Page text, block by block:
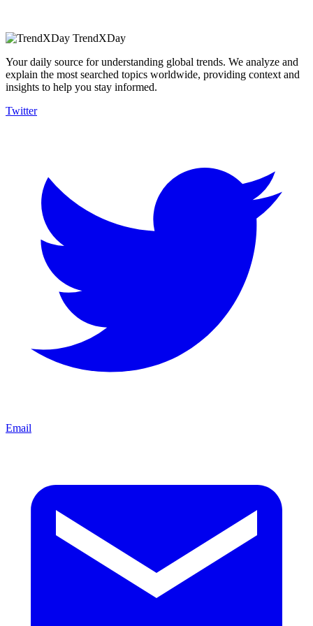
TrendXDay
Your daily source for understanding global trends. We analyze and
explain the most searched topics worldwide, providing context and
insights to help you stay informed.
Twitter
Email